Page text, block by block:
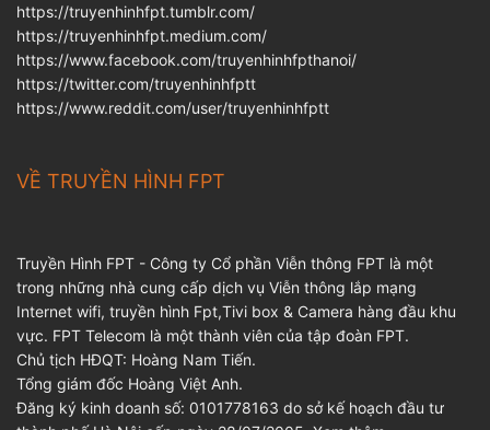
https://truyenhinhfpt.tumblr.com/
https://truyenhinhfpt.medium.com/
https://www.facebook.com/truyenhinhfpthanoi/
https://twitter.com/truyenhinhfptt
https://www.reddit.com/user/truyenhinhfptt
VỀ TRUYỀN HÌNH FPT
Truyền Hình FPT - Công ty Cổ phần Viễn thông FPT là một
trong những nhà cung cấp dịch vụ Viễn thông lắp mạng
Internet wifi, truyền hình Fpt,Tivi box & Camera hàng đầu khu
vực. FPT Telecom là một thành viên của tập đoàn FPT.
Chủ tịch HĐQT: Hoàng Nam Tiến.
Tổng giám đốc Hoàng Việt Anh.
Đăng ký kinh doanh số: 0101778163 do sở kế hoạch đầu tư